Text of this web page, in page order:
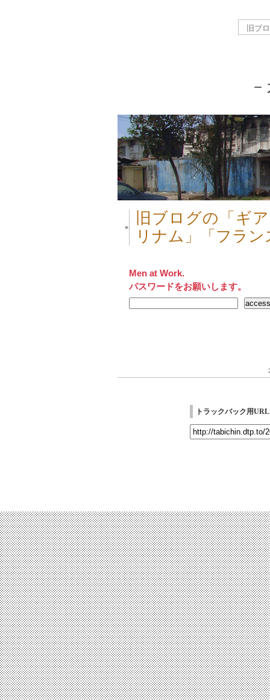
■
旧ブログの「ギ
リナム」「フラ
Men at Work.
パスワードをお願いします。
トラックバック用URL